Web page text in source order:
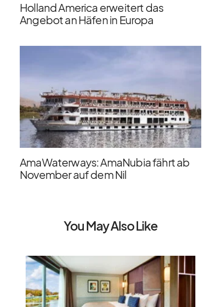
Holland America erweitert das
Angebot an Häfen in Europa
AmaWaterways: AmaNubia fährt ab
November auf dem Nil
You May Also Like